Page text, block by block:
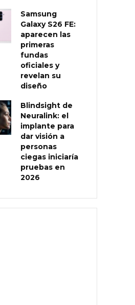
Samsung
Galaxy S26 FE:
aparecen las
primeras
fundas
oficiales y
revelan su
diseño
Blindsight de
Neuralink: el
implante para
dar visión a
personas
ciegas iniciaría
pruebas en
2026